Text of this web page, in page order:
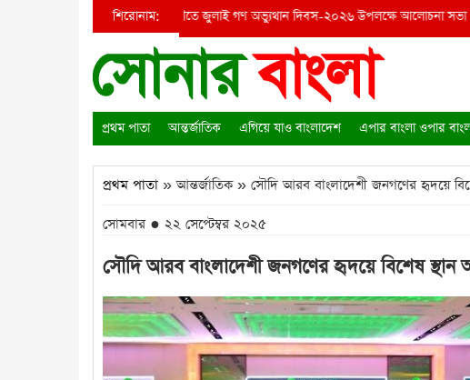
শিরোনাম:
●কাউখালীতে জুলাই গণ অভ্যুথান দিবস-২০২৬ উপলক্ষে আলোচনা সভা●
প্রথম পাতা আন্তর্জাতিক এগিয়ে যাও বাংলাদেশ এপার বাংলা ওপার
প্রথম পাতা » আন্তর্জাতিক » সৌদি আরব বাংলাদেশী জনগণের হৃদয়ে
সোমবার ● ২২ সেপ্টেম্বর ২০২৫
সৌদি আরব বাংলাদেশী জনগণের হৃদয়ে বিশেষ স্থান